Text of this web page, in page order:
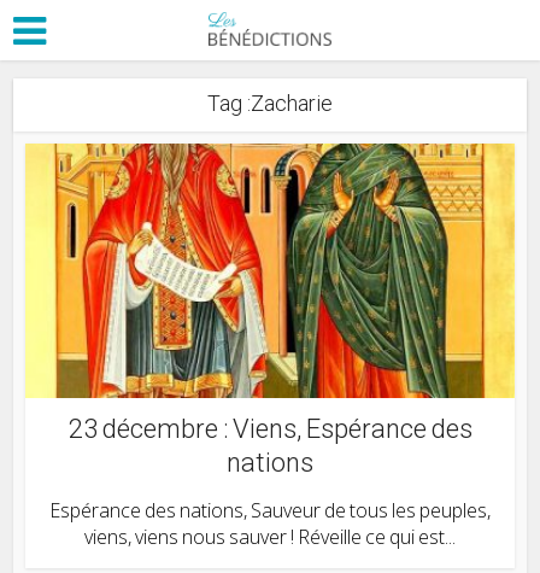
Tag :Zacharie
23 décembre : Viens, Espérance des
nations
Espérance des nations, Sauveur de tous les peuples,
viens, viens nous sauver ! Réveille ce qui est...